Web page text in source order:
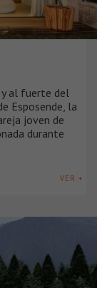
y al fuerte del
Esposende, la
joven de
durante
VER +